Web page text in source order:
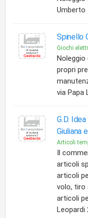
Umberto
Spinello
Giochi
propri
via Papa
G.D.
Giuliana
Articoli
Il
articoli
articoli
volo, tiro
articoli
Leopardi